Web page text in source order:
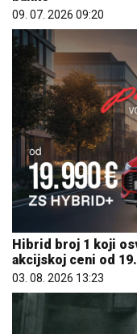
09. 07. 2026 09:20
Hibrid broj 1 koji
akcijskoj ceni od
03. 08. 2026 13:23